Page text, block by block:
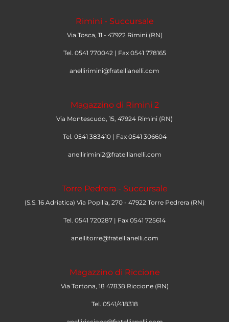
Rimini - Succursale
Via Tosca, 11 - 47922 Rimini (RN)
Tel. 0541 770042 | Fax 0541 778165
anellirimini@fratellianelli.com
Magazzino di Rimini 2
Via Montescudo, 15, 47924 Rimini (RN)
Tel. 0541 383410 | Fax 0541 306604
anellirimini2@fratellianelli.com
Torre Pedrera - Succursale
(S.S. 16 Adriatica) Via Popilia, 270 - 47922 Torre Pedrera (RN)
Tel. 0541 720287 | Fax 0541 725614
anellitorre@fratellianelli.com
Magazzino di Riccione
Via Tortona, 18 47838 Riccione (RN)
Tel. 0541/418318